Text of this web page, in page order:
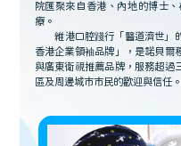
院匯聚來自香港、內地的博士
療。
維港口腔踐行「醫道濟世」
香港企業領袖品牌」，是諾貝爾
與廣東衛視推薦品牌，服務超過
區及周邊城市市民的歡迎與信任。